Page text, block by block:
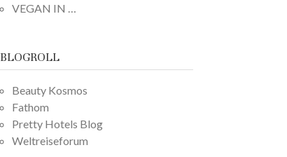
VEGAN IN …
BLOGROLL
Beauty Kosmos
Fathom
Pretty Hotels Blog
Weltreiseforum